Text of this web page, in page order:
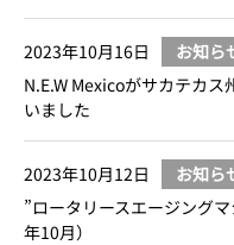
2023年10月16日
お知ら
N.E.W Mexicoがサカテカ
いました
2023年10月12日
お知ら
”ロータリースエージング
年10月）